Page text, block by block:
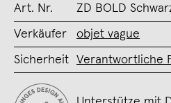
Art. Nr. ZD BOLD
Verkäufer objet vague
Sicherheit Verantwortliche